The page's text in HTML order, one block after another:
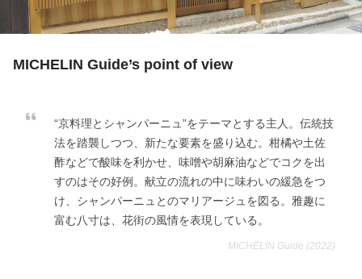
MICHELIN Guide’s point of view
“京料理とシャンパーニュ”をテーマとする主人。伝統技
法を踏襲しつつ、新たな要素を盛り込む。柑橘や土佐
酢などで酸味を利かせ、味噌や胡麻油などでコクを出
すのはその好例。献立の流れの中に味わいの緩急をつ
け、シャンパーニュとのマリアージュを図る。雅趣に
富む八寸は、花街の風情を表現している。
MICHELIN Guide (2022)